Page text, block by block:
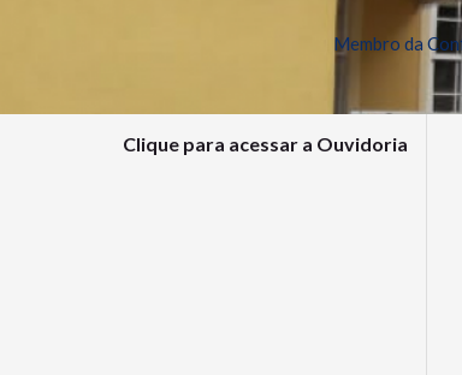
Membro da
Clique para acessar a Ouvidoria